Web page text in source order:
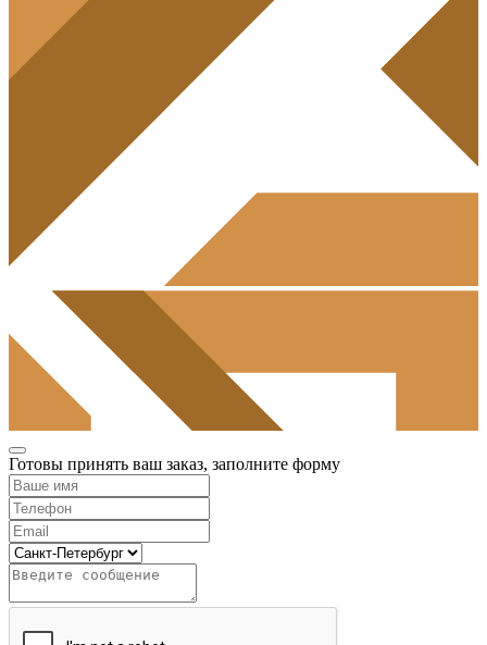
Готовы принять ваш заказ, заполните форму